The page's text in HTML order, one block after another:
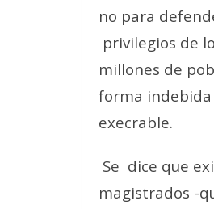
no para
privilegios de
millones de
forma indebida
execrable.
Se dice que
magistrados -